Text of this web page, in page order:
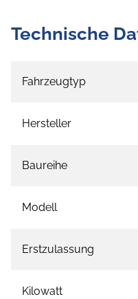
Technische
Fahrzeugtyp
Hersteller
Baureihe
Modell
Erstzulassung
Kilowatt